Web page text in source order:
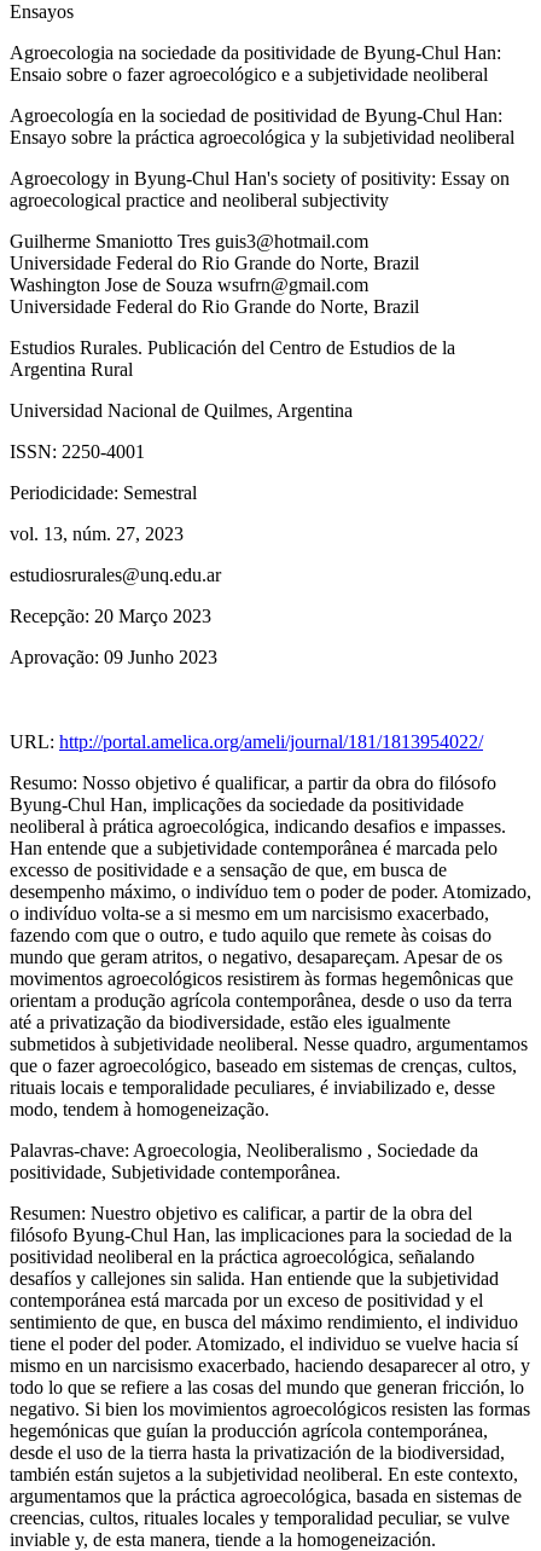
Ensayos
Agroecologia na sociedade da positividade de Byung-Chul Han:
Ensaio sobre o fazer agroecológico e a subjetividade neoliberal
Agroecología en la sociedad de positividad de Byung-Chul Han:
Ensayo sobre la práctica agroecológica y la subjetividad neoliberal
Agroecology in Byung-Chul Han's society of positivity: Essay on
agroecological practice and neoliberal subjectivity
Guilherme Smaniotto Tres guis3@hotmail.com
Universidade Federal do Rio Grande do Norte, Brazil
Washington Jose de Souza wsufrn@gmail.com
Universidade Federal do Rio Grande do Norte, Brazil
Estudios Rurales. Publicación del Centro de Estudios de la
Argentina Rural
Universidad Nacional de Quilmes, Argentina
ISSN: 2250-4001
Periodicidade: Semestral
vol. 13, núm. 27, 2023
estudiosrurales@unq.edu.ar
Recepção: 20 Março 2023
Aprovação: 09 Junho 2023
URL: http://portal.amelica.org/ameli/journal/181/1813954022/
Resumo: Nosso objetivo é qualificar, a partir da obra do filósofo
Byung-Chul Han, implicações da sociedade da positividade
neoliberal à prática agroecológica, indicando desafios e impasses.
Han entende que a subjetividade contemporânea é marcada pelo
excesso de positividade e a sensação de que, em busca de
desempenho máximo, o indivíduo tem o poder de poder. Atomizado,
o indivíduo volta-se a si mesmo em um narcisismo exacerbado,
fazendo com que o outro, e tudo aquilo que remete às coisas do
mundo que geram atritos, o negativo, desapareçam. Apesar de os
movimentos agroecológicos resistirem às formas hegemônicas que
orientam a produção agrícola contemporânea, desde o uso da terra
até a privatização da biodiversidade, estão eles igualmente
submetidos à subjetividade neoliberal. Nesse quadro, argumentamos
que o fazer agroecológico, baseado em sistemas de crenças, cultos,
rituais locais e temporalidade peculiares, é inviabilizado e, desse
modo, tendem à homogeneização.
Palavras-chave: Agroecologia, Neoliberalismo , Sociedade da
positividade, Subjetividade contemporânea.
Resumen: Nuestro objetivo es calificar, a partir de la obra del
filósofo Byung-Chul Han, las implicaciones para la sociedad de la
positividad neoliberal en la práctica agroecológica, señalando
desafíos y callejones sin salida. Han entiende que la subjetividad
contemporánea está marcada por un exceso de positividad y el
sentimiento de que, en busca del máximo rendimiento, el individuo
tiene el poder del poder. Atomizado, el individuo se vuelve hacia sí
mismo en un narcisismo exacerbado, haciendo desaparecer al otro, y
todo lo que se refiere a las cosas del mundo que generan fricción, lo
negativo. Si bien los movimientos agroecológicos resisten las formas
hegemónicas que guían la producción agrícola contemporánea,
desde el uso de la tierra hasta la privatización de la biodiversidad,
también están sujetos a la subjetividad neoliberal. En este contexto,
argumentamos que la práctica agroecológica, basada en sistemas de
creencias, cultos, rituales locales y temporalidad peculiar, se vulve
inviable y, de esta manera, tiende a la homogeneización.